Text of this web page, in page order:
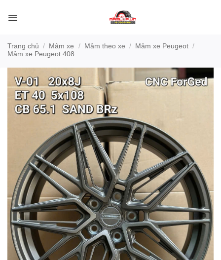
qua
Trang chủ / Mâm xe / Mâm theo xe / Mâm xe Peugeot /
Mâm xe Peugeot 408